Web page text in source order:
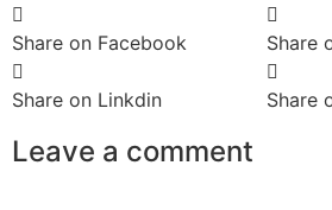
Share on Facebook Share
Share on Linkdin Share
Leave a comment